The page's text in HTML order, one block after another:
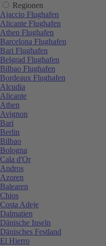
Regionen
Ajaccio Flughafen
Alicante Flughafen
Athen Flughafen
Barcelona Flughafen
Bari Flughafen
Belgrad Flughafen
Bilbao Flughafen
Bordeaux Flughafen
Alcudia
Alicante
Athen
Avignon
Bari
Berlin
Bilbao
Bologna
Cala d'Or
Andros
Azoren
Balearen
Chios
Costa Adeje
Dalmatien
Dänische Inseln
Dänisches Festland
El Hierro